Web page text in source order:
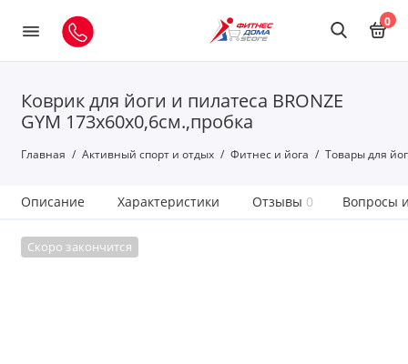
0
Коврик для йоги и пилатеса BRONZE
GYM 173x60x0,6см.,пробка
Главная Активный спорт и отдых Фитнес и йога Товары для
Описание Характеристики Отзывы 0 Вопросы
Скоро закончится